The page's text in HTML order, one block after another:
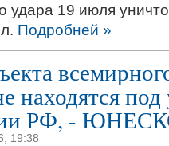
удара 19 июля
Подробней »
находятся под
РФ, -
19:38